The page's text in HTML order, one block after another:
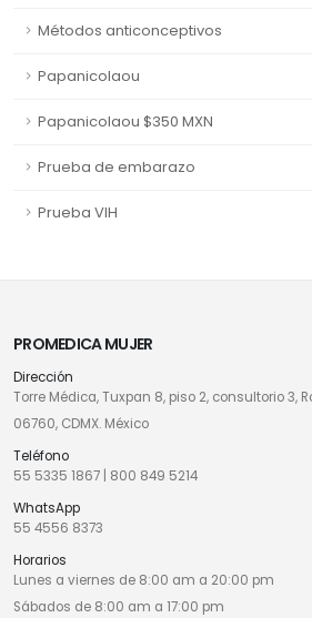
Métodos anticonceptivos
Papanicolaou
Papanicolaou $350 MXN
Prueba de embarazo
Prueba VIH
PROMEDICA MUJER
Dirección
Torre Médica, Tuxpan 8, piso 2, consultorio 3,
06760, CDMX. México
Teléfono
55 5335 1867
800 849 5214
WhatsApp
55 4556 8373
Horarios
Lunes a viernes de 8:00 am a 20:00 pm
Sábados de 8:00 am a 17:00 pm